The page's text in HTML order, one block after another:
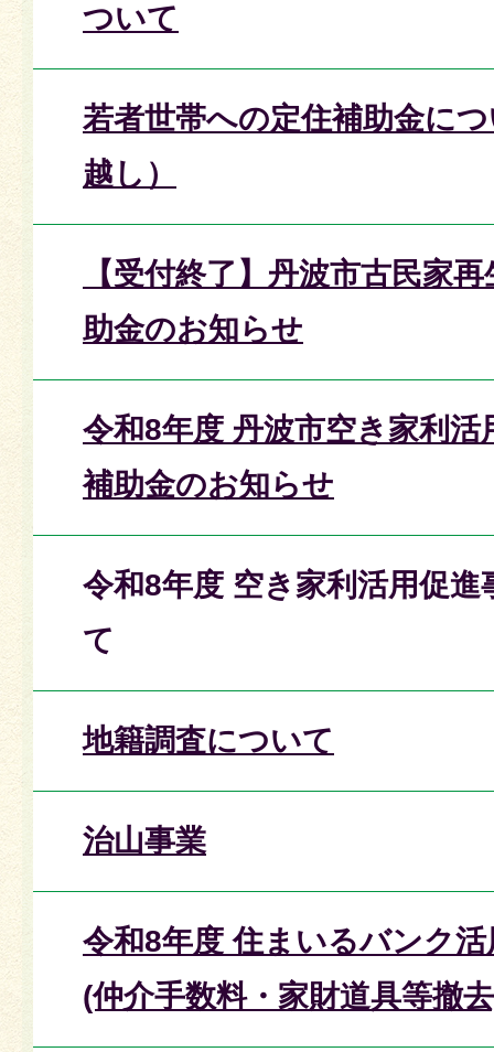
ついて
若者世帯への定住補助金に
越し）
【受付終了】丹波市古民家
助金のお知らせ
令和8年度 丹波市空き家利活
補助金のお知らせ
令和8年度 空き家利活用促
て
地籍調査について
治山事業
令和8年度 住まいるバンク
(仲介手数料・家財道具等撤